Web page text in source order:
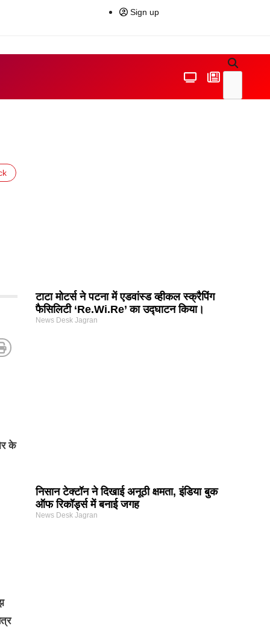
Sign up
के
टाटा मोटर्स ने पटना में एडवांस्ड व्हीकल स्क्रैपिंग
फैसिलिटी ‘Re.Wi.Re’ का उद्घाटन किया।
News Desk Jagran
निसान टेक्टॉन ने दिखाई अनूठी क्षमता, इंडिया बुक
ऑफ रिकॉर्ड्स में बनाई जगह
News Desk Jagran